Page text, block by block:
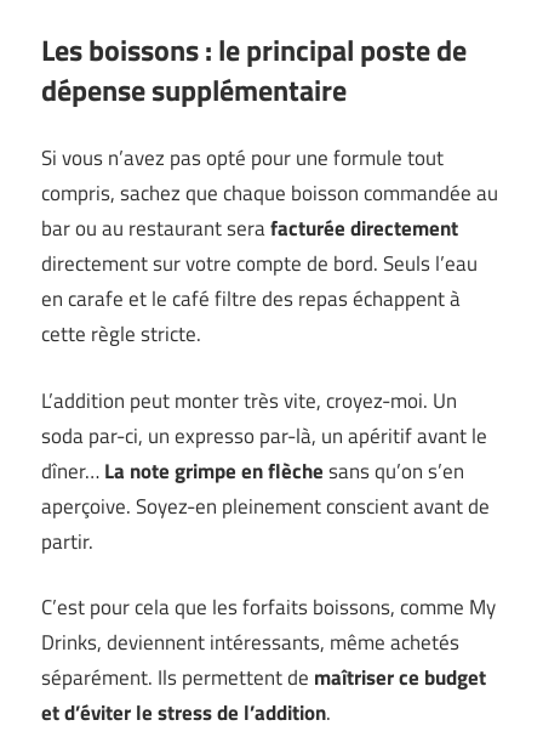
Les boissons : le principal poste de
dépense supplémentaire
Si vous n’avez pas opté pour une formule tout
compris, sachez que chaque boisson commandée au
bar ou au restaurant serafacturée directement
directement sur votre compte de bord. Seuls l’eau
en carafe et le café filtre des repas échappent à
cette règle stricte.
L’addition peut monter très vite, croyez-moi. Un
soda par-ci, un expresso par-là, un apéritif avant le
dîner…La note grimpe en flèchesans qu’on s’en
aperçoive. Soyez-en pleinement conscient avant de
partir.
C’est pour cela que les forfaits boissons, comme My
Drinks, deviennent intéressants, même achetés
séparément. Ils permettent de maîtriser ce budget
et d’éviter le stress de l’addition.